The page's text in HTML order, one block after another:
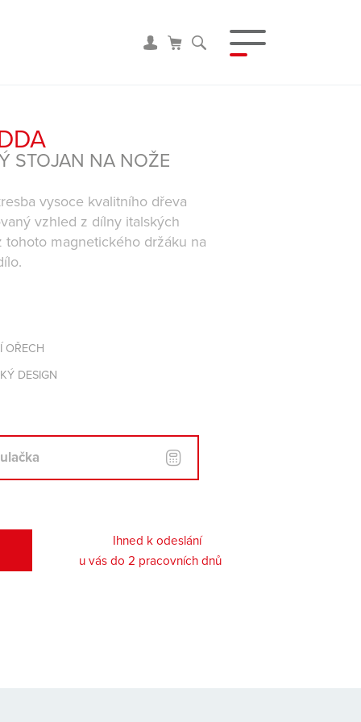
STOJAN NA NOŽE
vysoce kvalitního dřeva
vzhled z dílny italských
tohoto magnetického držáku na
OŘECH
DESIGN
Ihned k odeslání
u vás do 2 pracovních dnů